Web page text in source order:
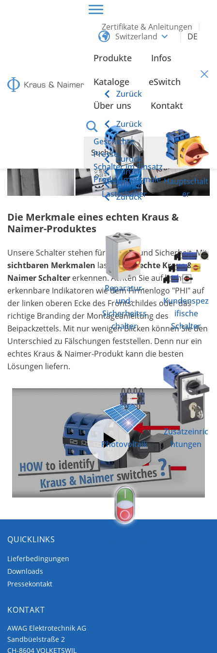
Zertifikate & Anleitungen
Switzerland
DE
Produkte
Zurück
Steuer- und
Lastschalter
Hauptschalt
er
Reparatur-
und-
Sicherheitss
chalter
Kundenspez
ifische
Schalter
Photovoltaik
Zusatzeinric
htungen
Infos
Kataloge eSwitch
Über uns
Zurück
Geschichte
Zurück
Presse
Zurück
Schalter im Einsatz
Zurück
Produktmerkmale
Zurück
Kontakt
PRODUKTMERKMALE
Produktmerkmale
Die Merkmale eines echten Kraus &
Naimer-Produktes
Unsere Schalter stehen für Qualität und Sicherheit. Mit
sichtbaren Merkmalen lassen sichechte Kraus &
Naimer Schalter erkennen. Achten Sie auf leicht
erkennbare Indikatoren wie dem Firmenlogo "PHI" auf
der linken oberen Ecke des Frontschildes oder das
richtige Branding der Montageanleitung des
Beipackzettels. Mit nur wenigen Blicken können Sie den
Unterschied zu Fälschungen feststellen. Denn nur ein
echtes Kraus & Naimer-Produkt kann die besten
Lösungen liefern.
QUICKLINKS
Lieferbedingungen
Downloads
Pressekontakt
KONTAKT
AWAG Elektrotechnik AG
Sandbüelstraße 2
CH-8604 VOLKETSWIL